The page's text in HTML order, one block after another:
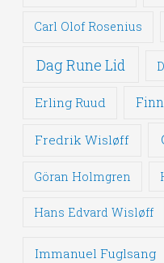
Carl Olof Rosenius
Dag Rune Lid
Erling Ruud
Fredrik Wisløff
Göran Holmgren
Hans Edvard Wisløff
Immanuel Fuglsang